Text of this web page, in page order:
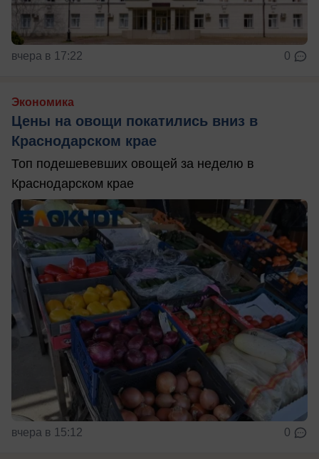
вчера в 17:22 0
Экономика
Цены на овощи покатились вниз в
Краснодарском крае
Топ подешевевших овощей за неделю в
Краснодарском крае
вчера в 15:12 0